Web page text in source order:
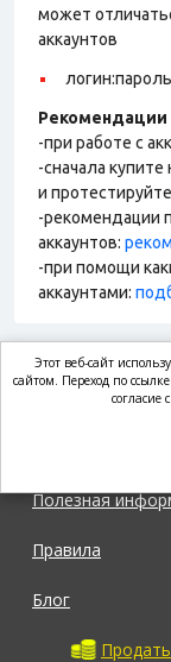
может
аккаунтов
Рекомендации
-при работе с
-сначала
и
-рекомендации
аккаунтов:
-при помощи
аккаунтами:
Полезная
Правила
Блог
Этот веб-сайт
сайтом. Переход по
согласие с